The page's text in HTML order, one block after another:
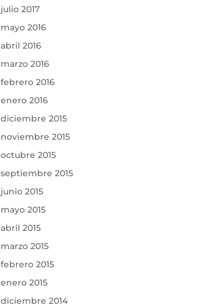
julio 2017
mayo 2016
abril 2016
marzo 2016
febrero 2016
enero 2016
diciembre 2015
noviembre 2015
octubre 2015
septiembre 2015
junio 2015
mayo 2015
abril 2015
marzo 2015
febrero 2015
enero 2015
diciembre 2014